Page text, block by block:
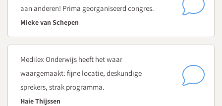
aan anderen! Prima georganiseerd congres.
Mieke van Schepen
Medilex Onderwijs heeft het waar
waargemaakt: fijne locatie, deskundige
sprekers, strak programma.
Haie Thijssen